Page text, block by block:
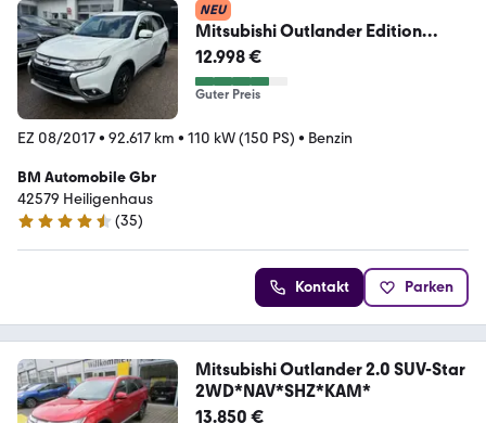
NEU
Mitsubishi Outlander Edition
100*Ahk*Cam*TOP
12.998 €
Guter Preis
EZ 08/2017• 92.617 km • 110 kW (150 PS) • Benzin
BM Automobile Gbr
42579 Heiligenhaus
4.6 Sterne
(35)
Kontakt Parken
Mitsubishi Outlander 2.0 SUV-Star
2WD*NAV*SHZ*KAM*
13.850 €